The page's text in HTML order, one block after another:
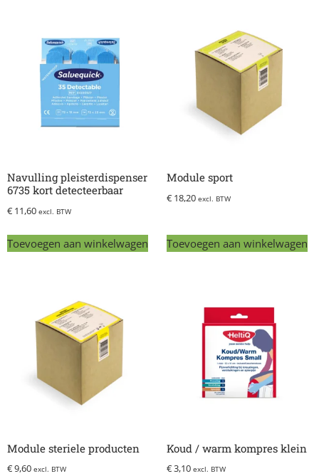
Navulling pleisterdispenser
6735 kort detecteerbaar
€ 11,60 excl. BTW
Toevoegen aan winkelwagen
Module sport
€ 18,20 excl. BTW
Toevoegen aan winkelwagen
Module steriele producten
€9,60 excl. BTW
Koud / warm kompres klein
€3,10 excl. BTW